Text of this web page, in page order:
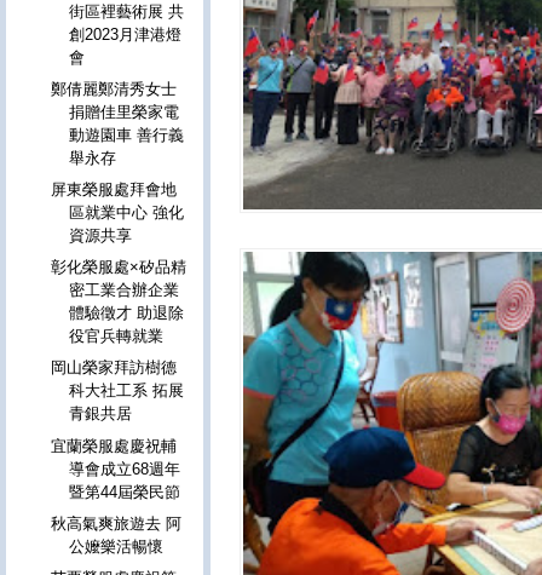
街區裡藝術展 共
創2023月津港燈
會
鄭倩麗鄭清秀女士
捐贈佳里榮家電
動遊園車 善行義
舉永存
屏東榮服處拜會地
區就業中心 強化
資源共享
彰化榮服處×矽品精
密工業合辦企業
體驗徵才 助退除
役官兵轉就業
岡山榮家拜訪樹德
科大社工系 拓展
青銀共居
宜蘭榮服處慶祝輔
導會成立68週年
暨第44屆榮民節
秋高氣爽旅遊去 阿
公嬤樂活暢懷